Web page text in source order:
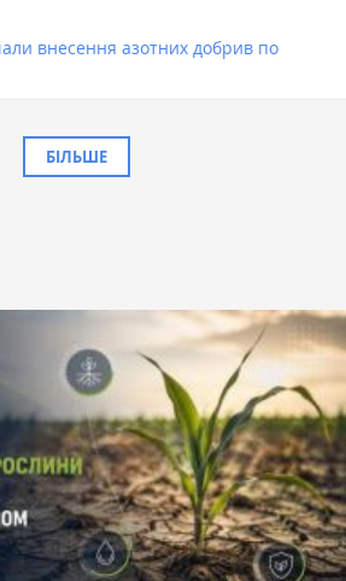
внесення азотних добрив по
БІЛЬШЕ